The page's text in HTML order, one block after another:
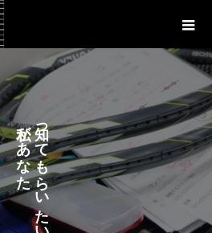
っ
て
も
ら
い
た
い
が
あ
な
た
に